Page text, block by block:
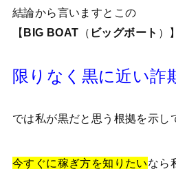
結論から言いますとこの
【BIG BOAT （ ビッグボート ）
限りなく黒に近い詐
では私が黒だと思う根拠を示し
今すぐに稼ぎ方を知りたいなら